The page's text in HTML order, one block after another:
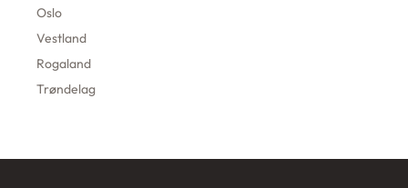
Oslo
Vestland
Rogaland
Trøndelag